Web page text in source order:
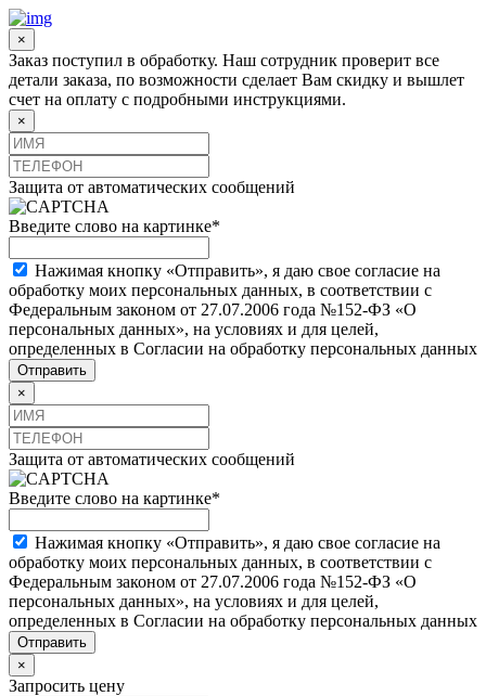
×
Заказ поступил в обработку. Наш сотрудник проверит все
детали заказа, по возможности сделает Вам скидку и вышлет
счет на оплату с подробными инструкциями.
×
Защита от автоматических сообщений
Введите слово на картинке*
Нажимая кнопку «Отправить», я даю свое согласие на
обработку моих персональных данных, в соответствии с
Федеральным законом от 27.07.2006 года №152-ФЗ «О
персональных данных», на условиях и для целей,
определенных в Согласии на обработку персональных данных
×
Защита от автоматических сообщений
Введите слово на картинке*
Нажимая кнопку «Отправить», я даю свое согласие на
обработку моих персональных данных, в соответствии с
Федеральным законом от 27.07.2006 года №152-ФЗ «О
персональных данных», на условиях и для целей,
определенных в Согласии на обработку персональных данных
×
Запросить цену